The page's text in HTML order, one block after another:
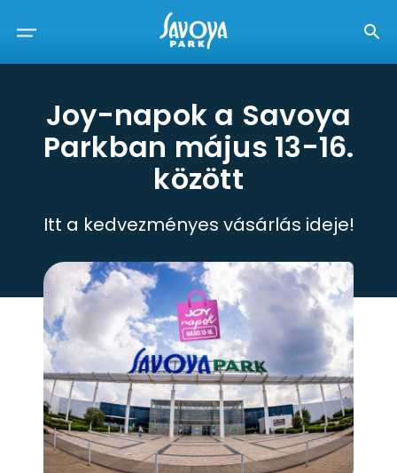
Joy-napok a Savoya
Parkban május 13-16.
között
Itt a kedvezményes vásárlás ideje!